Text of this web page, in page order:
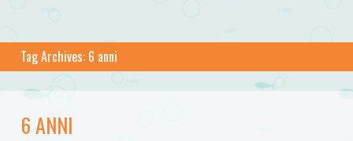
Tag Archives: 6 anni
6 ANNI